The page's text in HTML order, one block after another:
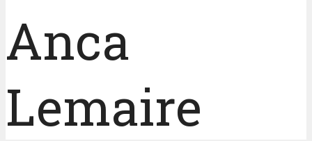
Anca
Lemaire